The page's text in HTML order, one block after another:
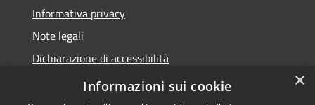
Informativa privacy
Note legali
Dichiarazione di accessibilità
Meccanismo di Feedback
×
Informazioni sui cookie